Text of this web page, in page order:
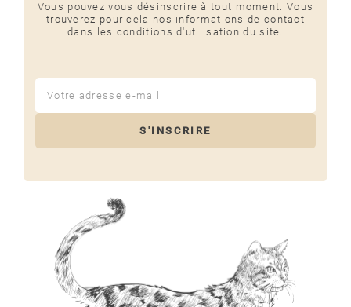
Vous pouvez vous désinscrire à tout moment. Vous
trouverez pour cela nos informations de contact
dans les conditions d'utilisation du site.
S'INSCRIRE